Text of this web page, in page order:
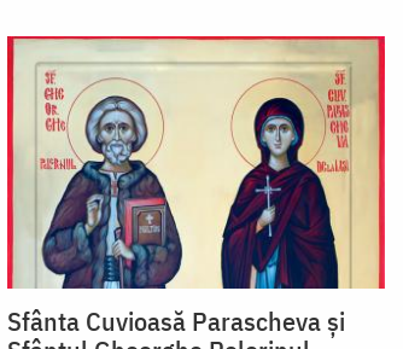
Sfânta Cuvioasă Parascheva și